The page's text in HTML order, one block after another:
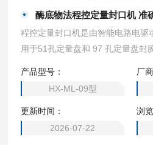
酶底物法程控定量封口机 准
程控定量封口机是由智能电路电驱
用于51孔定量盘和 97 孔定量盘封
群、大肠埃希氏菌、粪（耐热）大
胞菌的检测。酶底物法程控定量封
产品型号：
HX-ML-09型
厂
更新时间：
2026-07-22
浏